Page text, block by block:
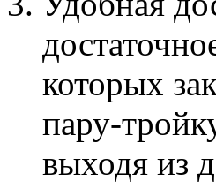
которых
пару-
выходя из